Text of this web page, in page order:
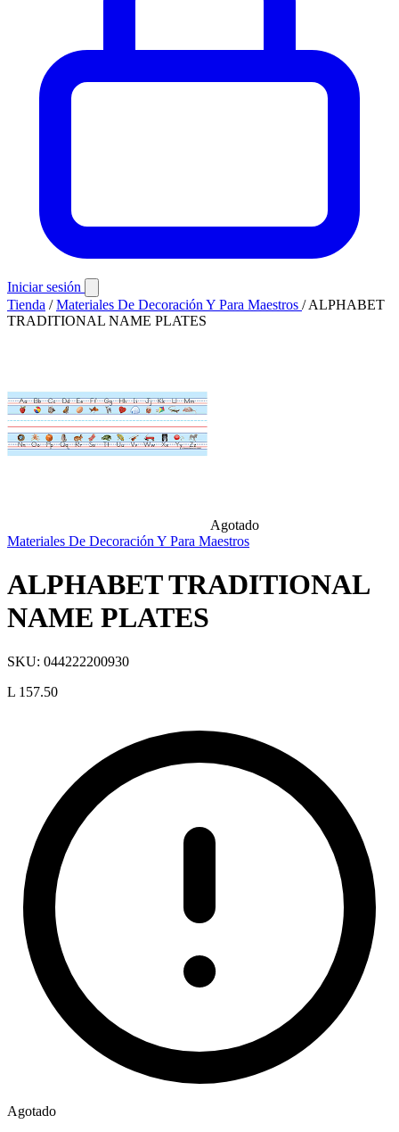
Iniciar sesión
Tienda / Materiales De Decoración Y Para Maestros / ALPHABET
TRADITIONAL NAME PLATES
Agotado
Materiales De Decoración Y Para Maestros
ALPHABET TRADITIONAL
NAME PLATES
SKU: 044222200930
L 157.50
Agotado